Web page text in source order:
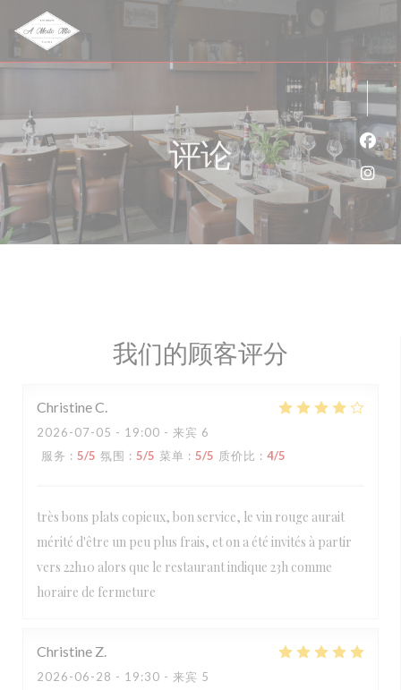
Cookie管理面板
评论
我们的顾客评分
ChristineC
2026-07-05 - 19:00 - 来宾 6
服务 : 5/5 氛围 : 5/5 菜单 : 5/5 质价比 : 4/5
très bons plats copieux, bon service, le vin rouge aurait
mérité d'être un peu plus frais, et on a été invités à partir
vers 22h10 alors que le restaurant indique 23h comme
horaire de fermeture
Christine Z
2026-06-28 - 19:30 - 来宾 5